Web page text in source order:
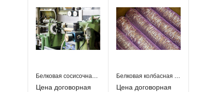
Белковая сосисочная оболочка
Цена договорная
Белковая колбасная оболочка
Цена договорная